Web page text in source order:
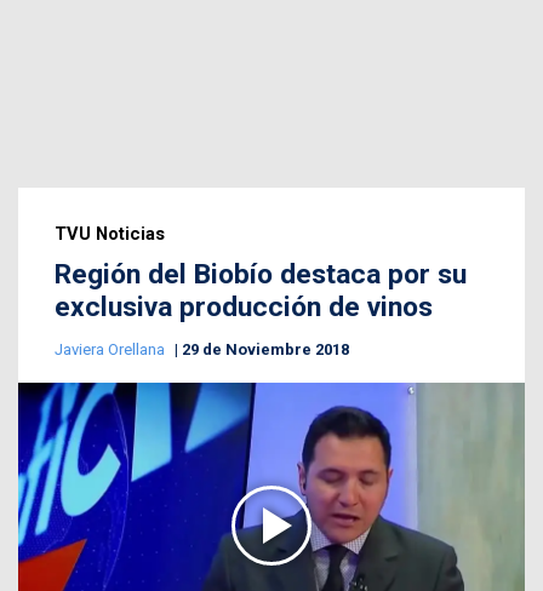
TVU Noticias
Región del Biobío destaca por su
exclusiva producción de vinos
Javiera Orellana 29 de Noviembre 2018